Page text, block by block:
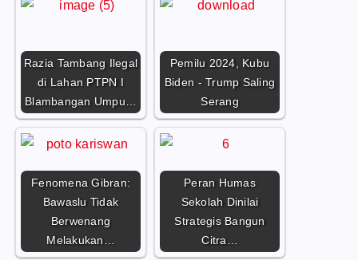
Razia Tambang Ilegal
di Lahan PTPN I
Blambangan Umpu…
Pemilu 2024, Kubu
Biden - Trump Saling
Serang
Fenomena Gibran:
Bawaslu Tidak
Berwenang
Melakukan…
Peran Humas
Sekolah Dinilai
Strategis Bangun
Citra…